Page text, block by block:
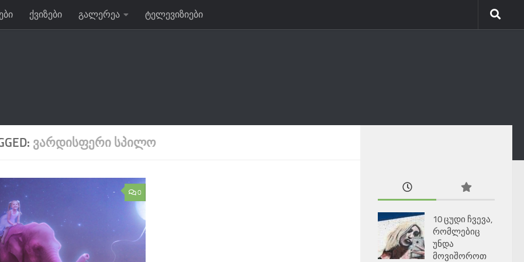
ქვიზები გალერეა ტელევიზიები
ᲕᲐᲠᲓᲘᲡᲤᲔᲠᲘ ᲡᲞᲘᲚᲝ
0
10 ცუდი ჩვევა,
რომლებიც
უნდა
მოვიშოროთ